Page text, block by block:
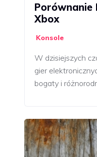
Porównanie
Xbox
Konsole
W dzisiejszych
gier
bogaty i